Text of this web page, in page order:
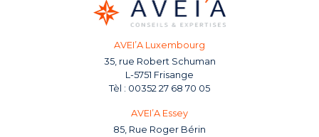
AVEI’A Luxembourg
35, rue Robert Schuman
L-5751 Frisange
00352 27 68 70 05
AVEI’A Essey
85, Rue Roger Bérin